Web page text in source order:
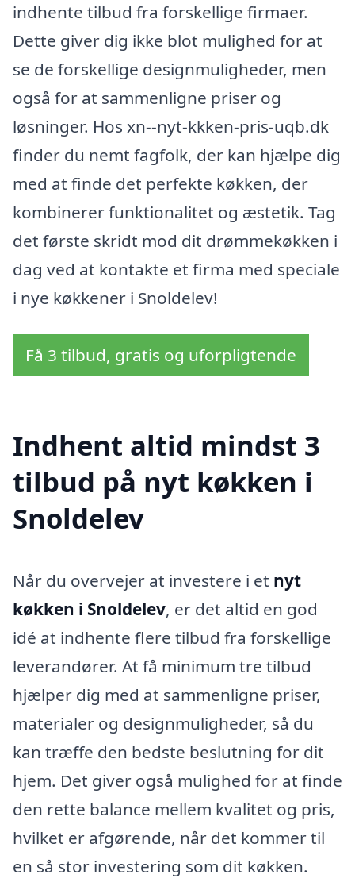
indhente tilbud fra forskellige firmaer.
Dette giver dig ikke blot mulighed for at
se de forskellige designmuligheder, men
også for at sammenligne priser og
løsninger. Hos xn--nyt-kkken-pris-uqb.dk
finder du nemt fagfolk, der kan hjælpe dig
med at finde det perfekte køkken, der
kombinerer funktionalitet og æstetik. Tag
det første skridt mod dit drømmekøkken i
dag ved at kontakte et firma med speciale
i nye køkkener i Snoldelev!
Få 3 tilbud, gratis og uforpligtende
Indhent altid mindst 3
tilbud på nyt køkken i
Snoldelev
Når du overvejer at investere i et nyt
køkken i Snoldelev, er det altid en god
idé at indhente flere tilbud fra forskellige
leverandører. At få minimum tre tilbud
hjælper dig med at sammenligne priser,
materialer og designmuligheder, så du
kan træffe den bedste beslutning for dit
hjem. Det giver også mulighed for at finde
den rette balance mellem kvalitet og pris,
hvilket er afgørende, når det kommer til
en så stor investering som dit køkken.